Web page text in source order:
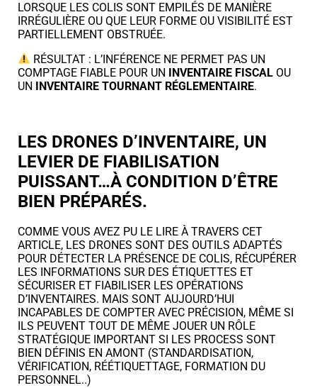
LORSQUE LES COLIS SONT EMPILÉS DE MANIÈRE
IRRÉGULIÈRE OU QUE LEUR FORME OU VISIBILITÉ EST
PARTIELLEMENT OBSTRUÉE.
RÉSULTAT : L’INFÉRENCE NE PERMET PAS UN
COMPTAGE FIABLE POUR UN INVENTAIRE FISCAL OU
UN INVENTAIRE TOURNANT RÉGLEMENTAIRE.
LES DRONES D’INVENTAIRE, UN
LEVIER DE FIABILISATION
PUISSANT…À CONDITION D’ÊTRE
BIEN PRÉPARÉS.
COMME VOUS AVEZ PU LE LIRE À TRAVERS CET
ARTICLE, LES DRONES SONT DES OUTILS ADAPTÉS
POUR DÉTECTER LA PRÉSENCE DE COLIS, RÉCUPÉRER
LES INFORMATIONS SUR DES ÉTIQUETTES ET
SÉCURISER ET FIABILISER LES OPÉRATIONS
D’INVENTAIRES. MAIS SONT AUJOURD’HUI
INCAPABLES DE COMPTER AVEC PRÉCISION, MÊME SI
ILS PEUVENT TOUT DE MÊME JOUER UN RÔLE
STRATÉGIQUE IMPORTANT SI LES PROCESS SONT
BIEN DÉFINIS EN AMONT (STANDARDISATION,
VÉRIFICATION, RÉÉTIQUETTAGE, FORMATION DU
PERSONNEL..)